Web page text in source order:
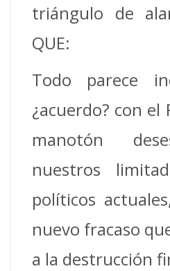
triángulo de
QUE:
Todo parece
¿acuerdo? con el
manotón
nuestros
políticos
nuevo fracaso
a la destrucción